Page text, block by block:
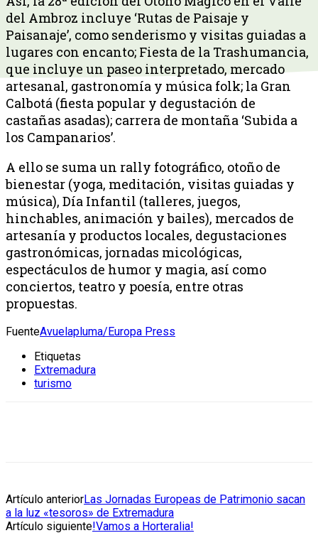
del Ambroz incluye ‘Rutas de Paisaje y
Paisanaje’, como senderismo y visitas guiadas a
lugares con encanto; Fiesta de la Trashumancia,
que incluye un paseo interpretado, mercado
artesanal, gastronomía y música folk; la Gran
Calbotá (fiesta popular y degustación de
castañas asadas); carrera de montaña ‘Subida a
los Campanarios’.
A ello se suma un rally fotográfico, otoño de
bienestar (yoga, meditación, visitas guiadas y
música), Día Infantil (talleres, juegos,
hinchables, animación y bailes), mercados de
artesanía y productos locales, degustaciones
gastronómicas, jornadas micológicas,
espectáculos de humor y magia, así como
conciertos, teatro y poesía, entre otras
propuestas.
FuenteAvuelapluma/Europa Press
Etiquetas
Extremadura
turismo
Artículo anteriorLas Jornadas Europeas de Patrimonio sacan
a la luz «tesoros» de Extremadura
Artículo siguiente!Vamos a Horteralia!